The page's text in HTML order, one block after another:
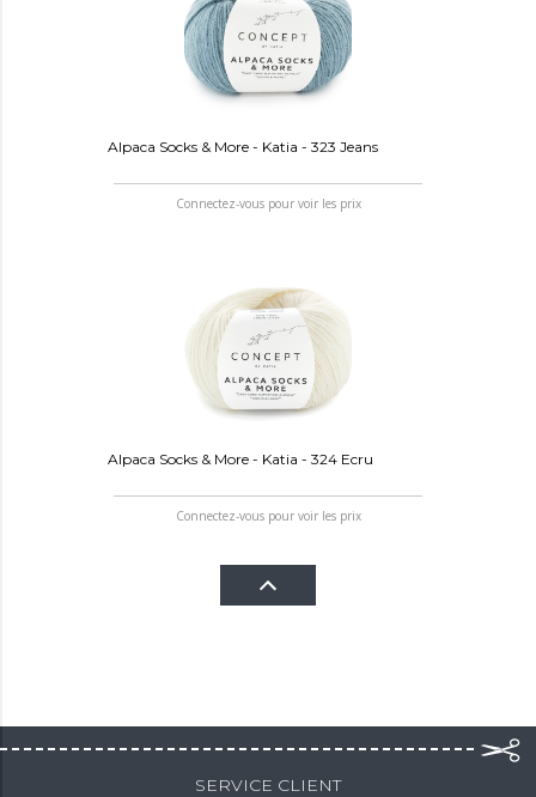
Alpaca Socks & More - Katia - 323 Jeans
Connectez-vous pour voir les prix
Alpaca Socks & More - Katia - 324 Ecru
Connectez-vous pour voir les prix
SERVICE CLIENT